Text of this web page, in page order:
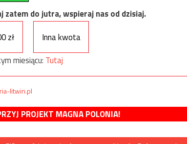
zatem do jutra, wspieraj nas od dzisiaj.
zł
Inna kwota
miesiącu: Tutaj
litwin.pl
PROJEKT MAGNA POLONIA!